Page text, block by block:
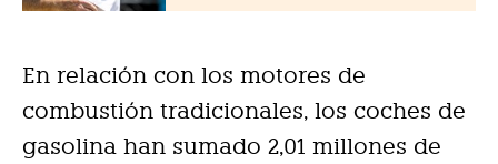
En relación con los motores de
combustión tradicionales, los coches de
gasolina han sumado 2,01 millones de